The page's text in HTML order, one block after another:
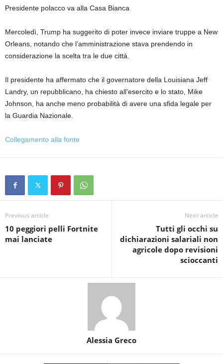
Presidente polacco va alla Casa Bianca
Mercoledì, Trump ha suggerito di poter invece inviare truppe a New
Orleans, notando che l’amministrazione stava prendendo in
considerazione la scelta tra le due città.
Il presidente ha affermato che il governatore della Louisiana Jeff
Landry, un repubblicano, ha chiesto all’esercito e lo stato, Mike
Johnson, ha anche meno probabilità di avere una sfida legale per
la Guardia Nazionale.
Collegamento alla fonte
Previous article
10 peggiori pelli Fortnite
mai lanciate
Next article
Tutti gli occhi su
dichiarazioni salariali non
agricole dopo revisioni
scioccanti
Alessia Greco